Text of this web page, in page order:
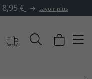
plus